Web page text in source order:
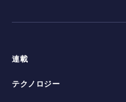
連載
テクノロジー